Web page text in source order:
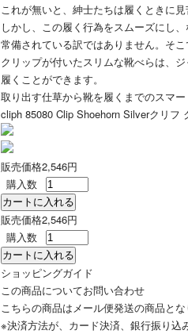
これが無いと、紳士たちは履くときに
しかし、この履く行為をスムーズにし
常備されている訳ではありません。そ
クリップが付いたスリムな靴べらは、
履くことができます。
取り出す仕草から靴を履くまでのスマ
cliph 85080 Clip Shoehorn Silverクリフ
販売価格2,546円
購入数
販売価格2,546円
購入数
ショッピングガイド
この商品についてお問い合わせ
こちらの商品はメール便発送の商品と
※決済方法が、カード決済、銀行振り込